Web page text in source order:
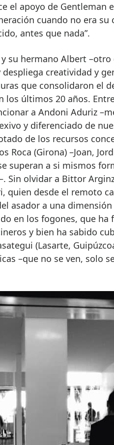
el apoyo de Gentleman
cuando no era su
antes que nada”.
su hermano Albert
creatividad y
que consolidaron el
los últimos 20 años.
a Andoni Aduriz
y diferenciado de
de los recursos
Roca (Girona) –Joan,
superan a si mismos
Sin olvidar a Bittor
quien desde el remoto
asador a una
en los fogones, que ha
y bien ha sabido
(Lasarte,
–que no se ven, solo